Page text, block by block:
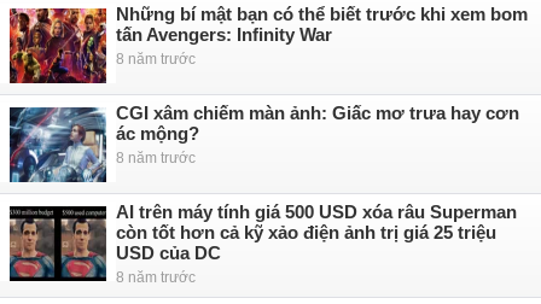
Những bí mật bạn có thể biết trước khi xem bom
tấn Avengers: Infinity War
8 năm trước
CGI xâm chiếm màn ảnh: Giấc mơ trưa hay cơn
ác mộng?
8 năm trước
AI trên máy tính giá 500 USD xóa râu Superman
còn tốt hơn cả kỹ xảo điện ảnh trị giá 25 triệu
USD của DC
8 năm trước